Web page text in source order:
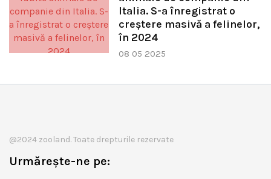
Italia. S-a înregistrat o
creștere masivă a felinelor,
în 2024
08 05 2025
@2024 zooland. Toate drepturile rezervate
Urmărește-ne pe: